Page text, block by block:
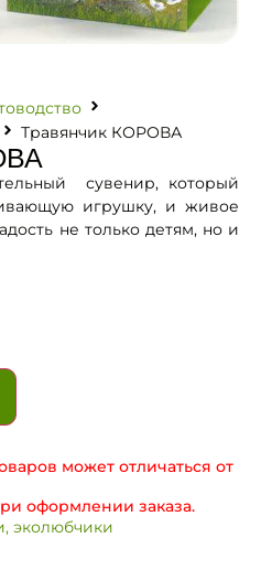
Травянчик КОРОВА
сувенир, который
игрушку, и живое
не только детям, но и
может отличаться от
оформлении заказа.
эколюбчики